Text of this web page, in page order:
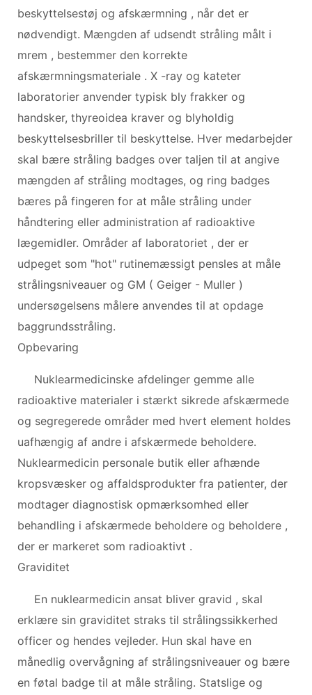
beskyttelsestøj og afskærmning , når det er
nødvendigt. Mængden af ​​udsendt stråling målt i
mrem , bestemmer den korrekte
afskærmningsmateriale . X -ray og kateter
laboratorier anvender typisk bly frakker og
handsker, thyreoidea kraver og blyholdig
beskyttelsesbriller til beskyttelse. Hver medarbejder
skal bære stråling badges over taljen til at angive
mængden af ​​stråling modtages, og ring badges
bæres på fingeren for at måle stråling under
håndtering eller administration af radioaktive
lægemidler. Områder af laboratoriet , der er
udpeget som "hot" rutinemæssigt pensles at måle
strålingsniveauer og GM ( Geiger - Muller )
undersøgelsens målere anvendes til at opdage
baggrundsstråling.
Opbevaring
Nuklearmedicinske afdelinger gemme alle
radioaktive materialer i stærkt sikrede afskærmede
og segregerede områder med hvert element holdes
uafhængig af andre i afskærmede beholdere.
Nuklearmedicin personale butik eller afhænde
kropsvæsker og affaldsprodukter fra patienter, der
modtager diagnostisk opmærksomhed eller
behandling i afskærmede beholdere og beholdere ,
der er markeret som radioaktivt .
Graviditet
En nuklearmedicin ansat bliver gravid , skal
erklære sin graviditet straks til strålingssikkerhed
officer og hendes vejleder. Hun skal have en
månedlig overvågning af strålingsniveauer og bære
en føtal badge til at måle stråling. Statslige og